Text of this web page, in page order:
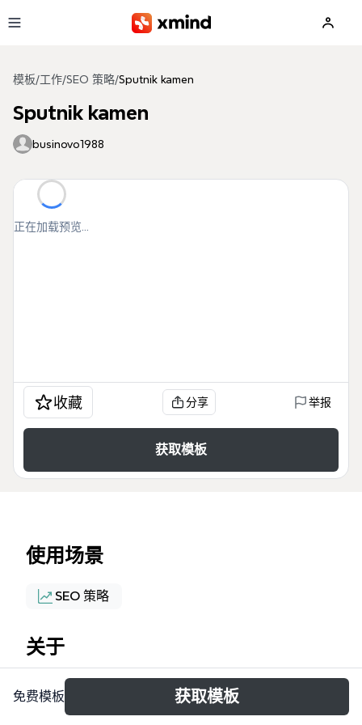
模板/工作/SEO 策略/Sputnik kamen
Sputnik kamen
businovo1988
正在加载预览...
收藏 分享 举报
获取模板
使用场景
SEO 策略
关于
Sputnik kamen — это SEO-структура для сайта по
продаже натурального камня, охватывающая 52
免费模板 获取模板